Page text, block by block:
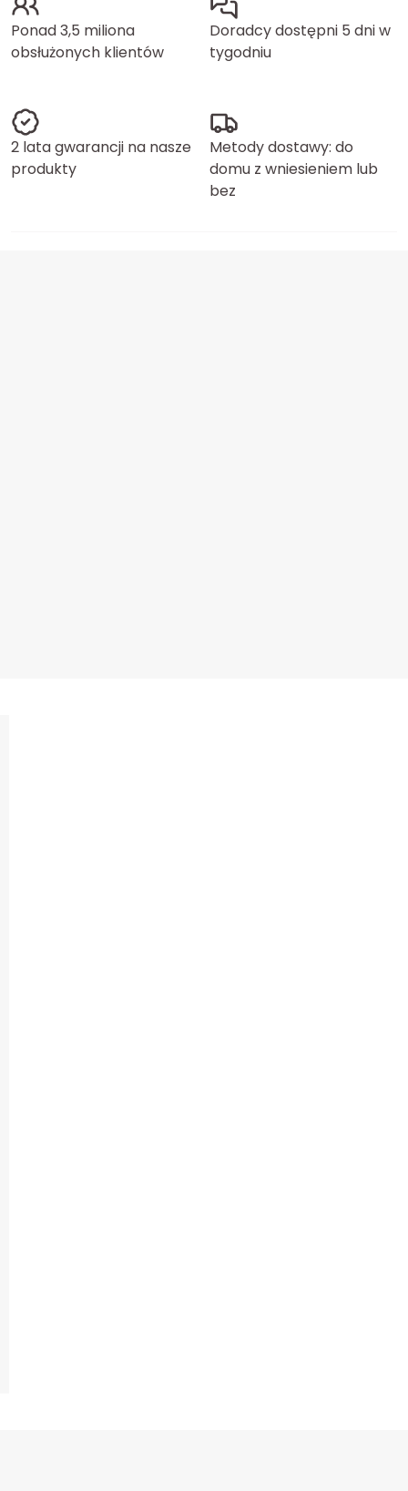
Ponad 3,5 miliona
obsłużonych klientów
Doradcy dostępni 5 dni w
tygodniu
2 lata gwarancji na nasze
produkty
Metody dostawy: do
domu z wniesieniem lub
bez